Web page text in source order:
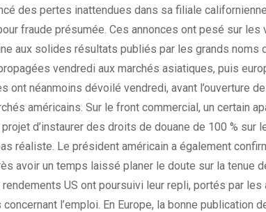
des pertes inattendues dans sa filiale
fraude présumée. Ces annonces ont pesé sur les
aux solides résultats publiés par les grands noms
vendredi aux marchés asiatiques, puis
néanmoins dévoilé vendredi, avant l’ouverture
américains. Sur le front commercial, un certain
d’instaurer des droits de douane de 100 % sur
réaliste. Le président américain a également
avoir un temps laissé planer le doute sur la tenue
US ont poursuivi leur repli, portés par les
l’emploi. En Europe, la bonne publication